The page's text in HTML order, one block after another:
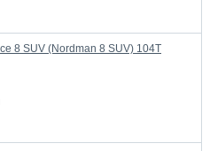
8 SUV (Nordman 8 SUV) 104T